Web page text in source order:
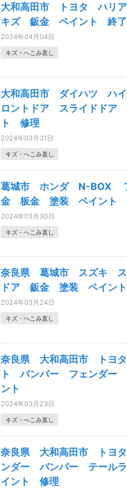
大和高田市 トヨタ ハリ
キズ 鈑金 ペイント 終了
2024年04月04日
キズ・へこみ直し
大和高田市 ダイハツ
ロントドア スライドド
ト 修理
2024年03月31日
キズ・へこみ直し
葛城市 ホンダ N-BOX
金 板金 塗装 ペイント
2024年03月30日
キズ・へこみ直し
奈良県 葛城市 スズキ
ドア 鈑金 塗装 ペイン
2024年03月24日
キズ・へこみ直し
奈良県 大和高田市 トヨ
ト バンパー フェンダ
ント
2024年03月23日
キズ・へこみ直し
奈良県 大和高田市 トヨ
ンダー バンパー テール
イント 修理